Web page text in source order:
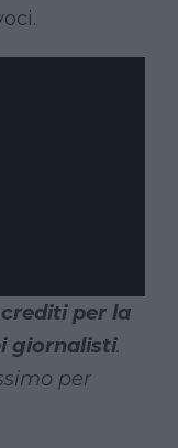
per la
giornalisti.
per